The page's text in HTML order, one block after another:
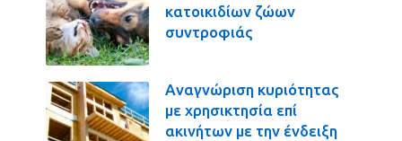
κατοικιδίων ζώων
συντροφιάς
Αναγνώριση κυριότητας
με χρησικτησία επί
ακινήτων με την ένδειξη